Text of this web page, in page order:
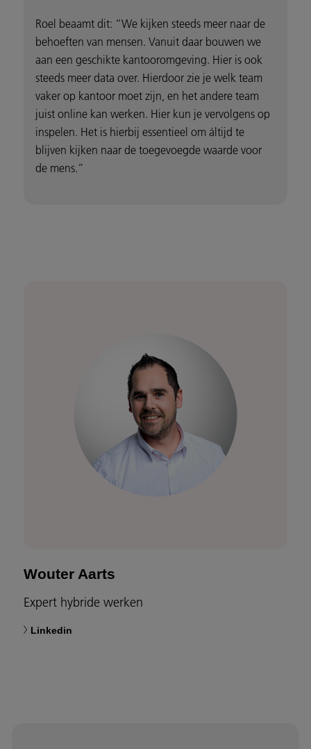
Roel beaamt dit: “We kijken steeds meer naar de
behoeften van mensen. Vanuit daar bouwen we
aan een geschikte kantooromgeving. Hier is ook
steeds meer data over. Hierdoor zie je welk team
vaker op kantoor moet zijn, en het andere team
juist online kan werken. Hier kun je vervolgens op
inspelen. Het is hierbij essentieel om áltijd te
blijven kijken naar de toegevoegde waarde voor
de mens.”
Wouter Aarts
Expert hybride werken
Linkedin